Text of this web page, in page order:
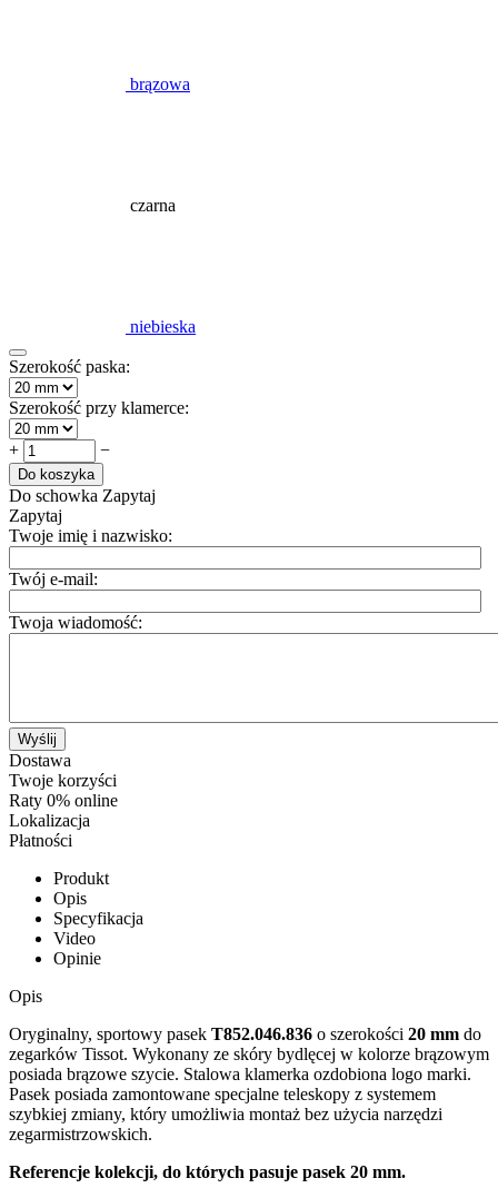
brązowa
czarna
niebieska
Szerokość paska:
Szerokość przy klamerce:
+ −
Do koszyka
Do schowka Zapytaj
Zapytaj
Twoje imię i nazwisko:
Twój e-mail:
Twoja wiadomość:
Wyślij
Dostawa
Twoje korzyści
Raty 0% online
Lokalizacja
Płatności
Produkt
Opis
Specyfikacja
Video
Opinie
Opis
Oryginalny, sportowy pasek T852.046.836 o szerokości 20 mm do
zegarków Tissot. Wykonany ze skóry bydlęcej w kolorze brązowym
posiada brązowe szycie. Stalowa klamerka ozdobiona logo marki.
Pasek posiada zamontowane specjalne teleskopy z systemem
szybkiej zmiany, który umożliwia montaż bez użycia narzędzi
zegarmistrzowskich.
Referencje kolekcji, do których pasuje pasek 20 mm.